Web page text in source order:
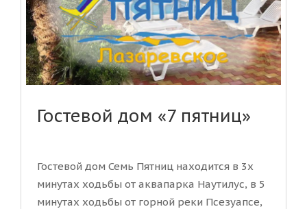
Гостевой дом «7 пятниц»
Гостевой дом Семь Пятниц находится в 3х
минутах ходьбы от аквапарка Наутилус, в 5
минутах ходьбы от горной реки Псезуапсе,